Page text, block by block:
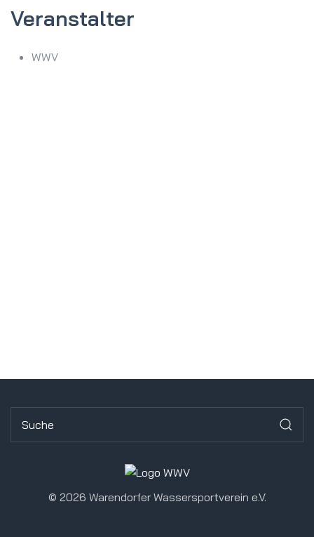
Veranstalter
WWV
© 2026 Warendorfer Wassersportverein e.V.